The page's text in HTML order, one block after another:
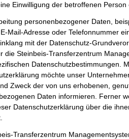
Einwilligung der betroffenen Person
personenbezogener Daten,
Mail-Adresse oder Telefonnummer
mit der Datenschutz-
die Steinbeis-Transferzentrum
Datenschutzbestimmungen.
möchte unser
Zweck der von uns erhobenen,
Daten informieren. Ferner
Datenschutzerklärung über die
Transferzentrum